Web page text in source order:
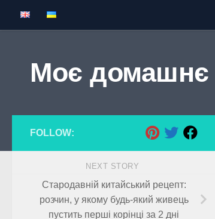
Skip to content
Моє домашнє
FOLLOW:
NEXT STORY
Стародавній китайський рецепт:
розчин, у якому будь-який живець
пустить перші корінці за 2 дні